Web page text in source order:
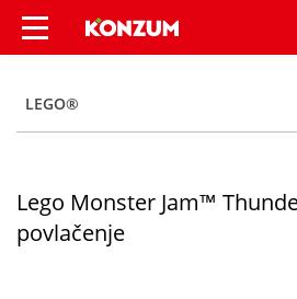
Lego Monster Jam™
LEGO®
Lego Monster Jam™
povlačenje